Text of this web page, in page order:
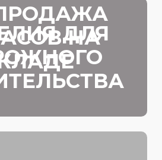
НА
ДЛЯ